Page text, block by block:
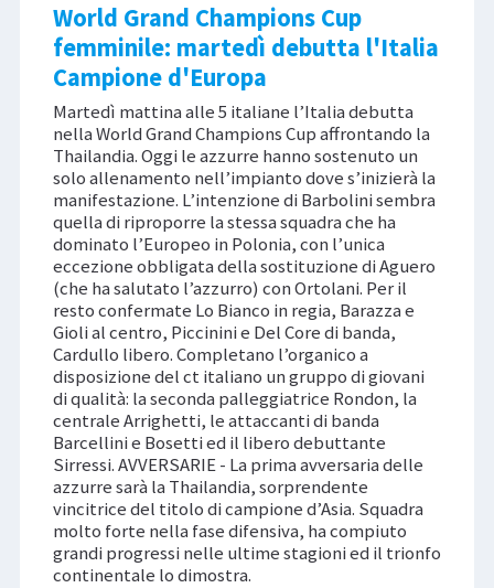
World Grand Champions Cup
femminile: martedì debutta l'Italia
Campione d'Europa
Martedì mattina alle 5 italiane l’Italia debutta
nella World Grand Champions Cup affrontando la
Thailandia. Oggi le azzurre hanno sostenuto un
solo allenamento nell’impianto dove s’inizierà la
manifestazione. L’intenzione di Barbolini sembra
quella di riproporre la stessa squadra che ha
dominato l’Europeo in Polonia, con l’unica
eccezione obbligata della sostituzione di Aguero
(che ha salutato l’azzurro) con Ortolani. Per il
resto confermate Lo Bianco in regia, Barazza e
Gioli al centro, Piccinini e Del Core di banda,
Cardullo libero. Completano l’organico a
disposizione del ct italiano un gruppo di giovani
di qualità: la seconda palleggiatrice Rondon, la
centrale Arrighetti, le attaccanti di banda
Barcellini e Bosetti ed il libero debuttante
Sirressi. AVVERSARIE - La prima avversaria delle
azzurre sarà la Thailandia, sorprendente
vincitrice del titolo di campione d’Asia. Squadra
molto forte nella fase difensiva, ha compiuto
grandi progressi nelle ultime stagioni ed il trionfo
continentale lo dimostra.